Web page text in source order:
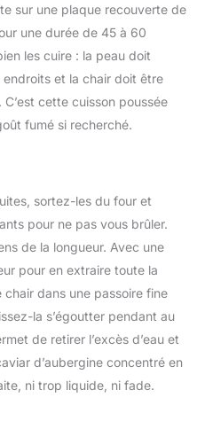
sur une plaque recouverte de
une durée de 45 à 60
les cuire : la peau doit
et la chair doit être
cette cuisson poussée
fumé si recherché.
sortez-les du four et
pour ne pas vous brûler.
de la longueur. Avec une
pour en extraire toute la
dans une passoire fine
la s’égoutter pendant au
de retirer l’excès d’eau et
d’aubergine concentré en
ni trop liquide, ni fade.